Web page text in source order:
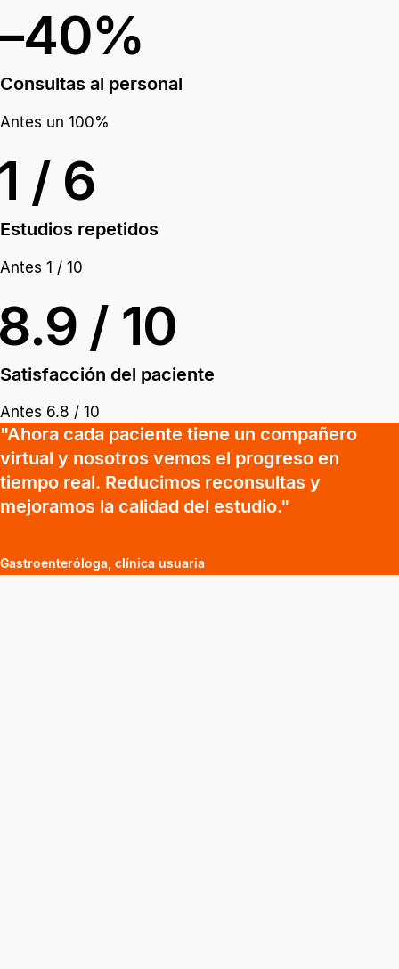
Consultas al personal
Antes un 100%
/ 6
Estudios repetidos
Antes 1 / 10
/ 10
Satisfacción del paciente
Antes 6.8 / 10
"Ahora cada paciente tiene un compañero
virtual y nosotros vemos el progreso en
tiempo real. Reducimos reconsultas y
mejoramos la calidad del estudio."
Gastroenteróloga, clínica usuaria